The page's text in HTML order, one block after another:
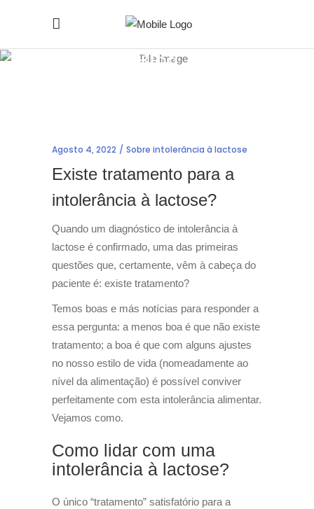
Blog
Agosto 4, 2022 Sobre intolerância à lactose
Existe tratamento para a
intolerância à lactose?
Quando um diagnóstico de intolerância à
lactose é confirmado, uma das primeiras
questões que, certamente, vêm à cabeça do
paciente é: existe tratamento?
Temos boas e más notícias para responder a
essa pergunta: a menos boa é que não existe
tratamento; a boa é que com alguns ajustes
no nosso estilo de vida (nomeadamente ao
nível da alimentação) é possível conviver
perfeitamente com esta intolerância alimentar.
Vejamos como.
Como lidar com uma
intolerância à lactose?
O único “tratamento” satisfatório para a